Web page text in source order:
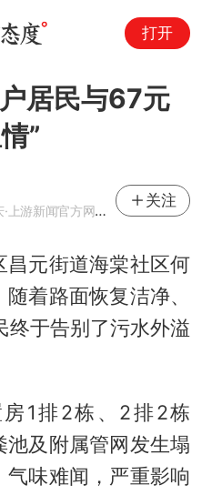
打开
居民与67元
”
·上游新闻官方网易号
关注
元街道海棠社区何
着路面恢复洁净、
终于告别了污水外溢
1排2栋、2排2栋
及附属管网发生塌
味难闻，严重影响